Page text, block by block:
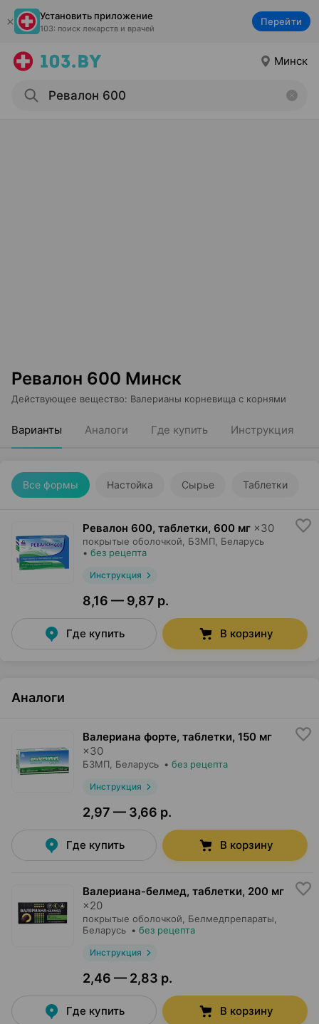
Установить приложение
103: поиск лекарств и врачей
Перейти
Минск
Ревалон 600 Минск
Действующее вещество: Валерианы корневища с корнями
Варианты Аналоги Где купить Инструкция
Все формы Настойка Сырье Таблетки
Ревалон 600, таблетки, 600 мг ×30
покрытые оболочкой, БЗМП , Беларусь
• без рецепта
Инструкция
8,16 — 9,87 р.
Где купить В корзину
Аналоги
Валериана форте, таблетки, 150 мг
×30
БЗМП , Беларусь • без рецепта
Инструкция
2,97 — 3,66 р.
Где купить В корзину
Валериана-белмед, таблетки, 200 мг
×20
покрытые оболочкой, Белмедпрепараты
Беларусь • без рецепта
Инструкция
2,46 — 2,83 р.
Где купить В корзину